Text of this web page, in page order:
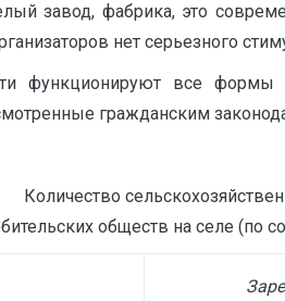
завод, фабрика, это
нет серьезного
функционируют все формы
гражданским
Количество
обществ на селе (по